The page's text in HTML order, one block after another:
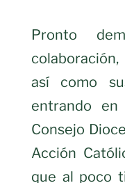
Pronto
así como
entrando
Consejo
Acción
que al poco